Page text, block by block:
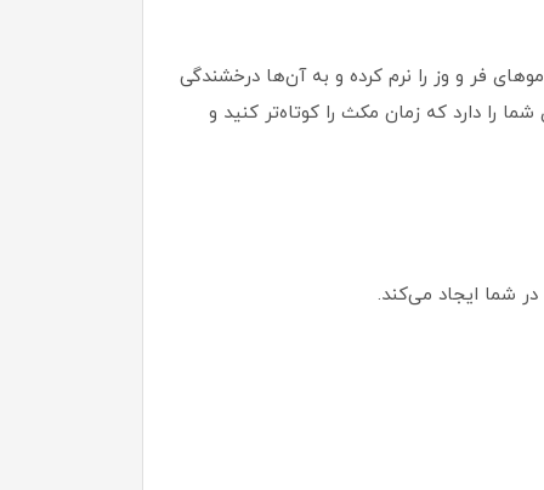
فر و وز را نرم کرده و به آن‌ها درخشندگی
را دارد که زمان مکث را کوتاه‌تر کنید و
شما ایجاد می‌کند.